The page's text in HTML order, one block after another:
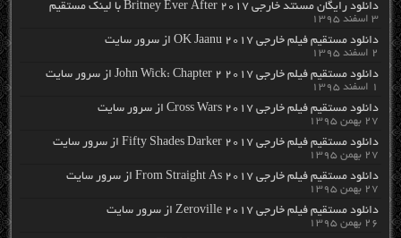
دانلود رایگان مسنتد خارجی Britney Ever After 2017 با لینک مستقیم
۳ اسفند ۱۳۹۵
دانلود مستقیم فیلم خارجی OK Jaanu 2017 از سرور سایت
۲ اسفند ۱۳۹۵
دانلود مستقیم فیلم خارجی John Wick: Chapter 2 2017 از سرور سایت
۱ اسفند ۱۳۹۵
دانلود مستقیم فیلم خارجی Cross Wars 2017 از سرور سایت
۲۷ بهمن ۱۳۹۵
دانلود مستقیم فیلم خارجی Fifty Shades Darker 2017 از سرور سایت
۲۷ بهمن ۱۳۹۵
دانلود مستقیم فیلم خارجی From Straight As 2017 از سرور سایت
۲۷ بهمن ۱۳۹۵
دانلود مستقیم فیلم خارجی Zeroville 2017 از سرور سایت
۲۶ بهمن ۱۳۹۵